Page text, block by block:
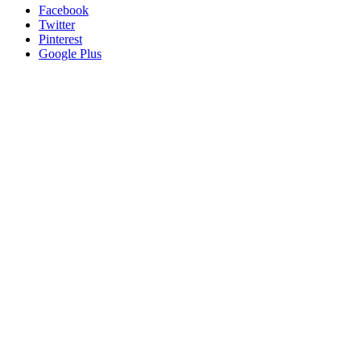
Facebook
Twitter
Pinterest
Google Plus